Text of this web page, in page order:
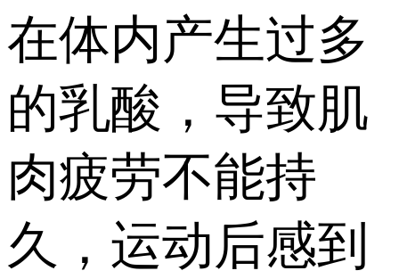
在体内产生过多
的乳酸，导致肌
肉疲劳不能持
久，运动后感到